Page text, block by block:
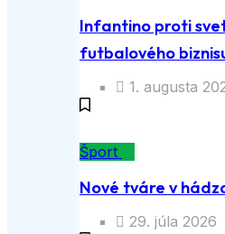
Infantino proti
futbalového
1. augusta
Šport
Nové tváre v
29. júla 2026